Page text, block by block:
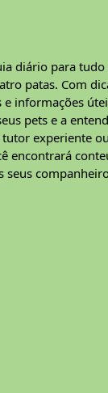
diário para
patas. Com
informações
pets e a
tutor experiente
encontrará
seus